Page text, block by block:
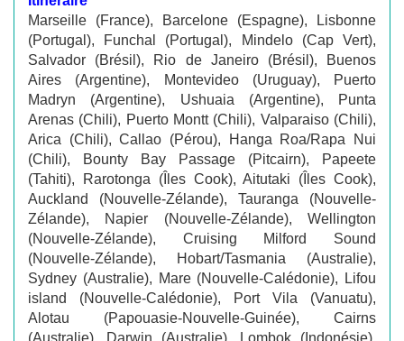
Marseille (France), Barcelone (Espagne), Lisbonne
(Portugal), Funchal (Portugal), Mindelo (Cap Vert),
Salvador (Brésil), Rio de Janeiro (Brésil), Buenos
Aires (Argentine), Montevideo (Uruguay), Puerto
Madryn (Argentine), Ushuaia (Argentine), Punta
Arenas (Chili), Puerto Montt (Chili), Valparaiso (Chili),
Arica (Chili), Callao (Pérou), Hanga Roa/Rapa Nui
(Chili), Bounty Bay Passage (Pitcairn), Papeete
(Tahiti), Rarotonga (Îles Cook), Aitutaki (Îles Cook),
Auckland (Nouvelle-Zélande), Tauranga (Nouvelle-
Zélande), Napier (Nouvelle-Zélande), Wellington
(Nouvelle-Zélande), Cruising Milford Sound
(Nouvelle-Zélande), Hobart/Tasmania (Australie),
Sydney (Australie), Mare (Nouvelle-Calédonie), Lifou
island (Nouvelle-Calédonie), Port Vila (Vanuatu),
Alotau (Papouasie-Nouvelle-Guinée), Cairns